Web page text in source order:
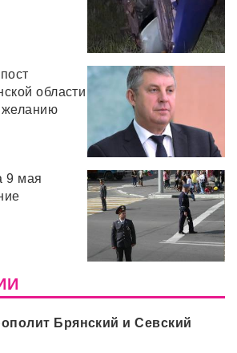
области
желанию
9 мая
Брянский и Севский